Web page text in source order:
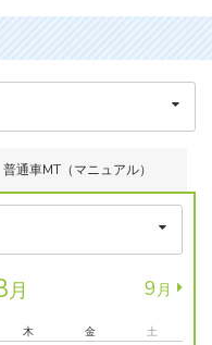
普通車MT（マニュアル）
月 9月
木 金 土